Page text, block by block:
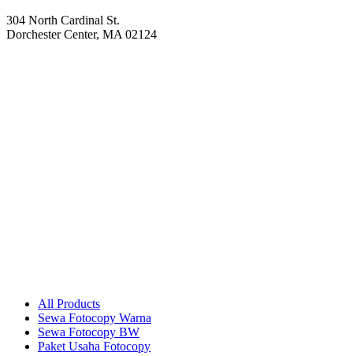
304 North Cardinal St.
Dorchester Center, MA 02124
All Products
Sewa Fotocopy Warna
Sewa Fotocopy BW
Paket Usaha Fotocopy